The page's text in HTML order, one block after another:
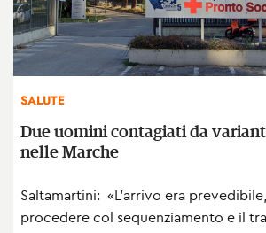
SALUTE
Due uomini contagiati da
nelle Marche
Saltamartini: «L’arrivo era
procedere col sequenziamento e il